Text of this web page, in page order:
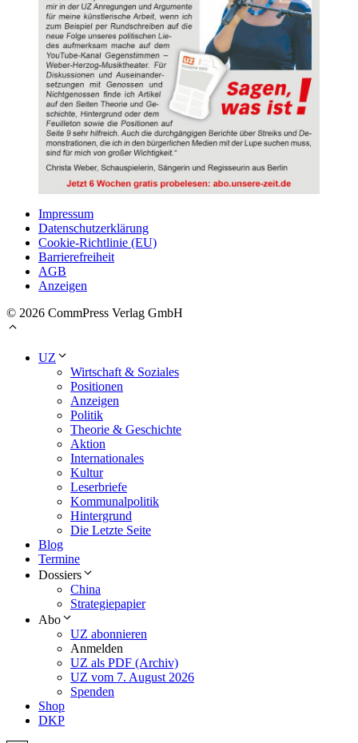
Impressum
Datenschutzerklärung
Cookie-Richtlinie (EU)
Barrierefreiheit
AGB
Anzeigen
© 2026 CommPress Verlag GmbH
UZ
Wirtschaft & Soziales
Positionen
Anzeigen
Politik
Theorie & Geschichte
Aktion
Internationales
Kultur
Leserbriefe
Kommunalpolitik
Hintergrund
Die Letzte Seite
Blog
Termine
Dossiers
China
Strategiepapier
Abo
UZ abonnieren
Anmelden
UZ als PDF (Archiv)
UZ vom 7. August 2026
Spenden
Shop
DKP